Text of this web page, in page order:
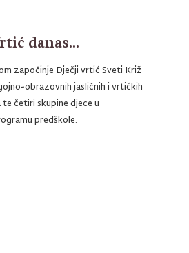
danas...
započinje Dječji vrtić Sveti Križ
obrazovnih jasličnih i vrtićkih
te četiri skupine djece u
predškole.